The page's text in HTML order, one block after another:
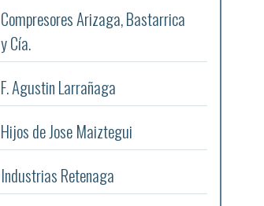
Compresores Arizaga, Bastarrica
y Cía.
F. Agustin Larrañaga
Hijos de Jose Maiztegui
Industrias Retenaga